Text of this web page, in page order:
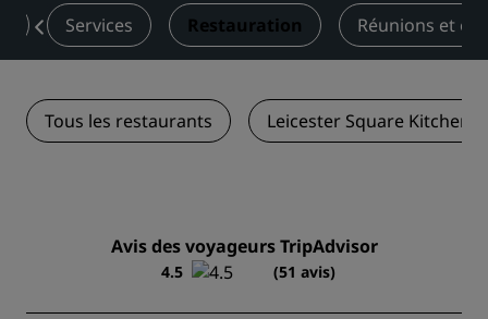
Services Restauration Réunions et
Tous les restaurants Leicester Square Kitchen
Avis des voyageurs TripAdvisor
4.5 (51 avis)